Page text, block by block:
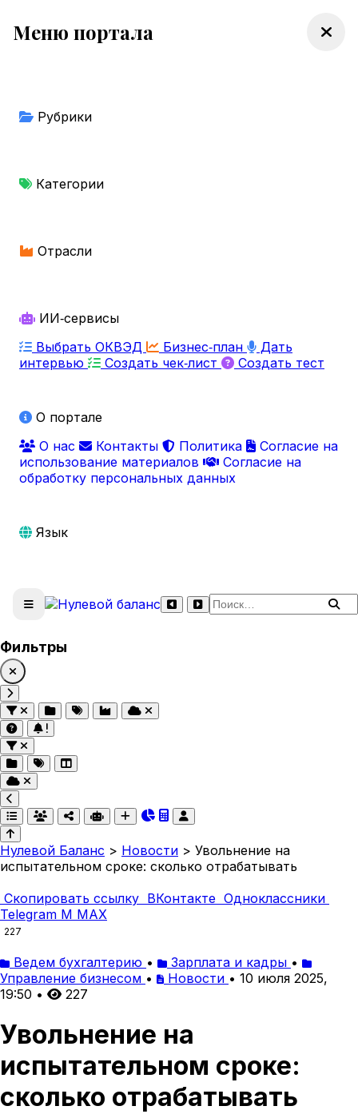
Меню портала
Рубрики
Категории
Отрасли
ИИ‑сервисы
Выбрать ОКВЭД
Бизнес‑план
Дать
интервью
Создать чек‑лист Создать тест
О портале
О нас
Контакты Политика
Согласие на
использование материалов
Согласие на
обработку персональных данных
Язык
Поиск по сайту
Фильтры
Нулевой Баланс > Новости > Увольнение на
испытательном сроке: сколько отрабатывать
Скопировать ссылку ВКонтакте Одноклассники
Telegram M MAX
227
Ведем бухгалтерию • Зарплата и кадры •
Управление бизнесом • Новости • 10 июля 2025,
19:50 • 227
Увольнение на
испытательном сроке:
сколько отрабатывать